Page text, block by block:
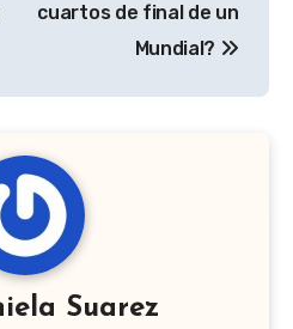
cuartos de final de un
Mundial?
Suarez